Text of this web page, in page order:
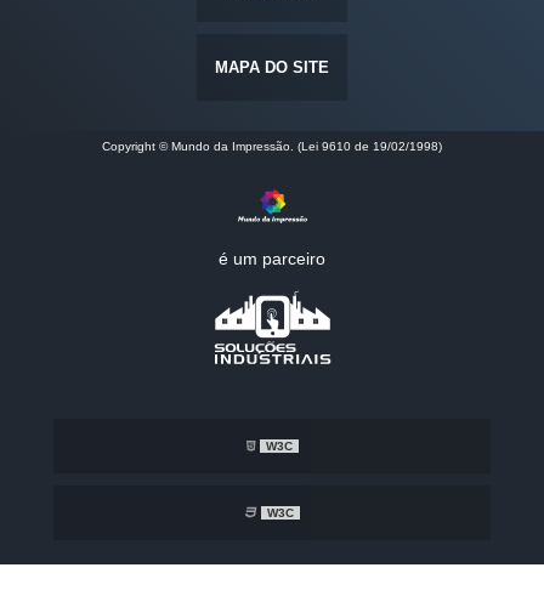
MAPA DO SITE
Copyright © Mundo da Impressão. (Lei 9610 de 19/02/1998)
é um parceiro
W3C
W3C